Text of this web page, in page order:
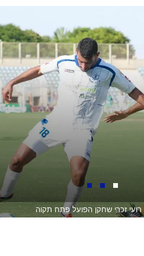
זכרי שחקן הפועל פתח תקוה